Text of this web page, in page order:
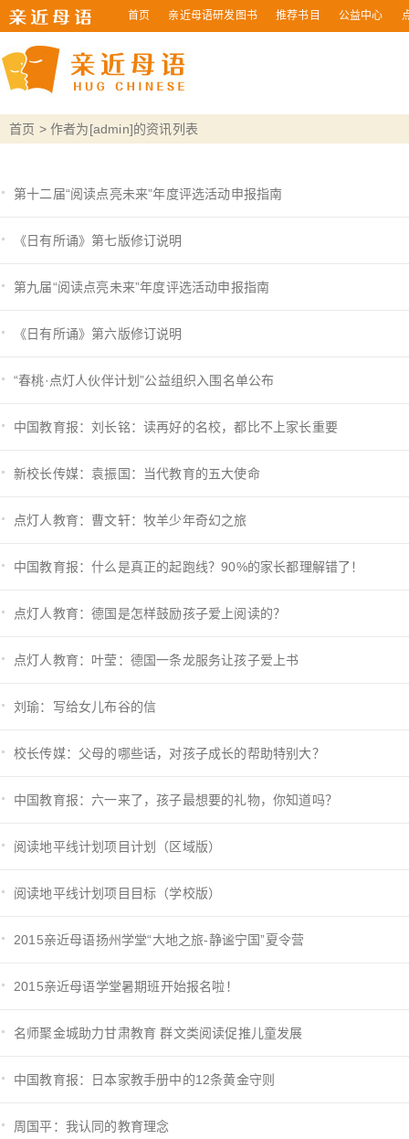
首页 亲近母语研发图书 推荐书目 公益中心
首页 >作者为[admin]的资讯列表
第十二届“阅读点亮未来”年度评选活动申报指南
《日有所诵》第七版修订说明
第九届“阅读点亮未来”年度评选活动申报指南
《日有所诵》第六版修订说明
“春桃·点灯人伙伴计划”公益组织入围名单公布
中国教育报：刘长铭：读再好的名校，都比不上家长重要
新校长传媒：袁振国：当代教育的五大使命
点灯人教育：曹文轩：牧羊少年奇幻之旅
中国教育报：什么是真正的起跑线？90%的家长都理解错了！
点灯人教育：德国是怎样鼓励孩子爱上阅读的？
点灯人教育：叶莹：德国一条龙服务让孩子爱上书
刘瑜：写给女儿布谷的信
校长传媒：父母的哪些话，对孩子成长的帮助特别大？
中国教育报：六一来了，孩子最想要的礼物，你知道吗？
阅读地平线计划项目计划（区域版）
阅读地平线计划项目目标（学校版）
2015亲近母语扬州学堂“大地之旅-静谧宁国”夏令营
2015亲近母语学堂暑期班开始报名啦！
名师聚金城助力甘肃教育 群文类阅读促推儿童发展
中国教育报：日本家教手册中的12条黄金守则
周国平：我认同的教育理念